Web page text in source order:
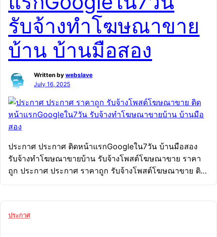
รับจ้างทำโฆษณาขาย
บ้าน บ้านมือสอง
Written by webslave
July 16, 2025
ประกาศ ประกาศ ติดหน้าแรกGoogleใน7วัน บ้านมือสอง
รับจ้างทำโฆษณาขายบ้าน รับจ้างโพสต์โฆษณาขาย ราคา
ถูก ประกาศ ประกาศ ราคาถูก รับจ้างโพสต์โฆษณาขาย ติด
โฆษณาขาย รับจ้างทำโฆษณาขายบ้าน ราคาถูก รับจ้าง
ประกาศ